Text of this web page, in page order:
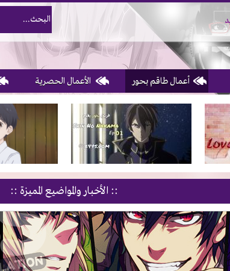
أعمال طاقم بحور الأعمال الحصرية
3, 4, 5 & 6of 10
:: الأخبار والمواضيع المميزة ::